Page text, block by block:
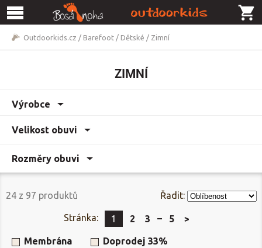
Outdoorkids.cz / Barefoot / Dětské / Zimní
ZIMNÍ
Výrobce
Velikost obuvi
Rozměry obuvi
24 z 97 produktů Řadit:
Stránka: 1 2 3 5 >
Membrána
Doprodej 33%